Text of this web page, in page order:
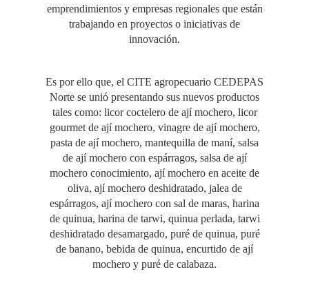
emprendimientos y empresas regionales que están
trabajando en proyectos o iniciativas de
innovación.
Es por ello que, el CITE agropecuario CEDEPAS
Norte se unió presentando sus nuevos productos
tales como: licor coctelero de ají mochero, licor
gourmet de ají mochero, vinagre de ají mochero,
pasta de ají mochero, mantequilla de maní, salsa
de ají mochero con espárragos, salsa de ají
mochero conocimiento, ají mochero en aceite de
oliva, ají mochero deshidratado, jalea de
espárragos, ají mochero con sal de maras, harina
de quinua, harina de tarwi, quinua perlada, tarwi
deshidratado desamargado, puré de quinua, puré
de banano, bebida de quinua, encurtido de ají
mochero y puré de calabaza.